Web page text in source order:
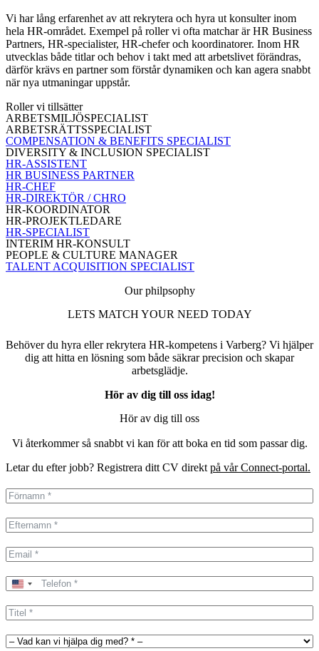
Vi har lång erfarenhet av att rekrytera och hyra ut konsulter inom
hela HR-området. Exempel på roller vi ofta matchar är HR Business
Partners, HR-specialister, HR-chefer och koordinatorer. Inom HR
utvecklas både titlar och behov i takt med att arbetslivet förändras,
därför krävs en partner som förstår dynamiken och kan agera snabbt
när nya utmaningar uppstår.
Roller vi tillsätter
ARBETSMILJÖSPECIALIST
ARBETSRÄTTSSPECIALIST
COMPENSATION & BENEFITS SPECIALIST
DIVERSITY & INCLUSION SPECIALIST
HR-ASSISTENT
HR BUSINESS PARTNER
HR-CHEF
HR-DIREKTÖR / CHRO
HR-KOORDINATOR
HR-PROJEKTLEDARE
HR-SPECIALIST
INTERIM HR-KONSULT
PEOPLE & CULTURE MANAGER
TALENT ACQUISITION SPECIALIST
Our philpsophy
LETS MATCH YOUR NEED TODAY
Behöver du hyra eller rekrytera HR-kompetens i Varberg? Vi hjälper
dig att hitta en lösning som både säkrar precision och skapar
arbetsglädje.
Hör av dig till oss idag!
Hör av dig till oss
Vi återkommer så snabbt vi kan för att boka en tid som passar dig.
Letar du efter jobb? Registrera ditt CV direkt på vår Connect-portal.
United
+1